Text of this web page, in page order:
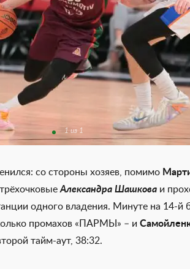
1 из 1
со стороны хозяев, помимо
трёхочковые Александра Шашкова и
одного владения. Минуте на 14-й
промахов «ПАРМЫ» – и
тайм-аут, 38:32.